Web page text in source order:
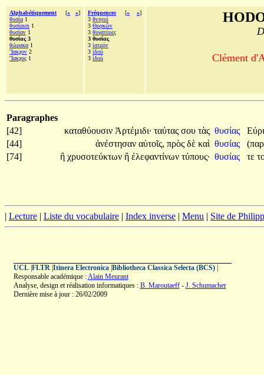
Alphabétiquement [« »]
θυσία 1
θυσίαισι 1
θυσίαν 1
θυσίας 3
θώρακα 1
Ἴακχον 2
Ἴακχος 1
Fréquences [« »]
3 θνητοὶ
3 Θρᾳκῶν
3 θυγατέρες
3 θυσίας
3 ἰατρόν
3 ἰδού
3 ἰδοὺ Clément
Paragraphes
[42]
καταθύουσιν Ἀρτέμιδι· ταύτας σου τὰς θυσίας
[44]
ἀνέστησαν αὐτοῖς, πρὸς δὲ καὶ θυσίας
[74]
ἢ χρυσοτεύκτων ἢ ἐλεφαντίνων τύπους· θυσίας τε
| Lecture | Liste du vocabulaire | Index inverse | Menu | Site de
UCL| FLTR| Itinera Electronica| Bibliotheca Classica Selecta (BCS)|
Responsable académique :Alain Meurant
Analyse, design et réalisation informatiques : B. Maroutaeff- J. Schumacher
Dernière mise à jour : 26/02/2009